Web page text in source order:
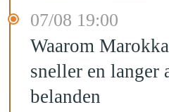
07/08 19:00
Waarom
sneller en langer
belanden